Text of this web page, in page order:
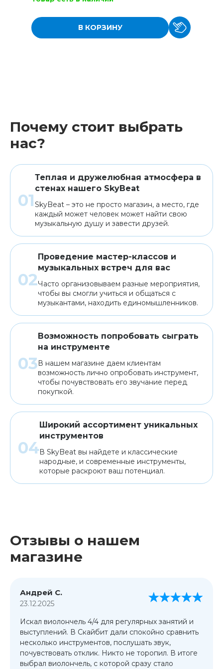
В КОРЗИНУ
Почему стоит выбрать
нас?
Теплая и дружелюбная атмосфера в
стенах нашего SkyBeat
SkyBeat – это не просто магазин, а место, где
каждый может человек может найти свою
музыкальную душу и завести друзей.
Проведение мастер-классов и
музыкальных встреч для вас
Часто организовываем разные мероприятия,
чтобы вы смогли учиться и общаться с
музыкантами, находить единомышленников.
Возможность попробовать сыграть
на инструменте
В нашем магазине даем клиентам
возможность лично опробовать инструмент,
чтобы почувствовать его звучание перед
покупкой.
Широкий ассортимент уникальных
инструментов
В SkyBeat вы найдете и классические
народные, и современные инструменты,
которые раскроют ваш потенциал.
Отзывы о нашем
магазине
Андрей С.
23.12.2025
Искал виолончель 4/4 для регулярных занятий и
выступлений. В Скайбит дали спокойно сравнить
несколько инструментов, послушать звук,
почувствовать отклик. Никто не торопил. В итоге
выбрал виолончель, с которой сразу стало